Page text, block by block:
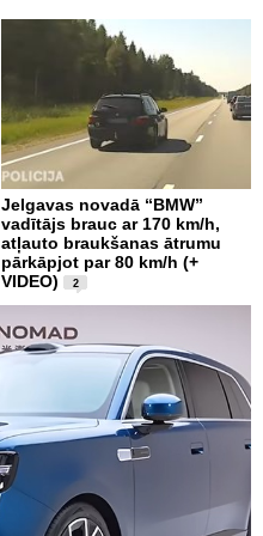
Jelgavas novadā “BMW”
vadītājs brauc ar 170 km/h,
atļauto braukšanas ātrumu
pārkāpjot par 80 km/h (+
VIDEO)
2